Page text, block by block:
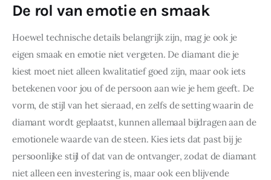
De rol van emotie en smaak
Hoewel technische details belangrijk zijn, mag je ook je
eigen smaak en emotie niet vergeten. De diamant die je
kiest moet niet alleen kwalitatief goed zijn, maar ook iets
betekenen voor jou of de persoon aan wie je hem geeft. De
vorm, de stijl van het sieraad, en zelfs de setting waarin de
diamant wordt geplaatst, kunnen allemaal bijdragen aan de
emotionele waarde van de steen. Kies iets dat past bij je
persoonlijke stijl of dat van de ontvanger, zodat de diamant
niet alleen een investering is, maar ook een blijvende